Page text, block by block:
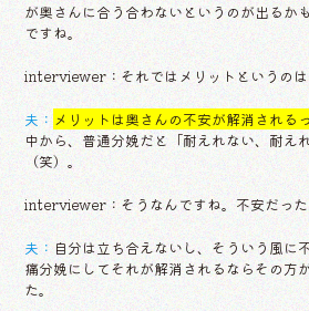
が奥さんに合う合わないというのが出るか
ですね。
interviewer：それではメリットというのは
夫： メリットは奥さんの不安が解消される
中から、普通分娩だと「耐えれない、耐え
（笑）。
interviewer：そうなんですね。不安だった
夫：自分は立ち合えないし、そういう風に
痛分娩にしてそれが解消されるならその方
た。